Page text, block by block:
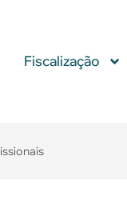
Fiscalização